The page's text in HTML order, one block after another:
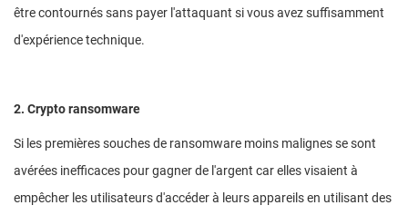
être contournés sans payer l'attaquant si vous avez suffisamment
d'expérience technique.
2. Crypto ransomware
Si les premières souches de ransomware moins malignes se sont
avérées inefficaces pour gagner de l'argent car elles visaient à
empêcher les utilisateurs d'accéder à leurs appareils en utilisant des